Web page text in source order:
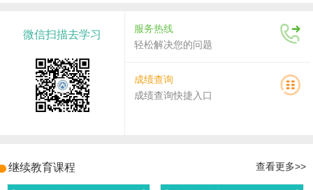
沾化区财政局关于做好2026年度会计人员继续教育有关工作的通知 2026-04-02
关于2026年度济南市会计人员继续教育有关工作的通知 2026-07-29
微信扫描去学习
服务热线
轻松解决您的问题
成绩查询
成绩查询快捷入口
继续教育课程 查看更多>>